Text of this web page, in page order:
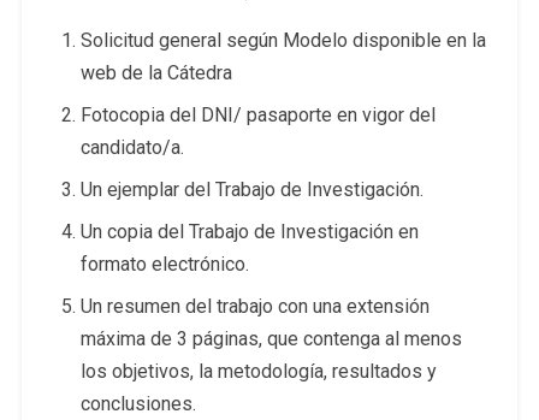
Solicitud general según Modelo disponible en la
web de la Cátedra
Fotocopia del DNI/ pasaporte en vigor del
candidato/a.
Un ejemplar del Trabajo de Investigación.
Un copia del Trabajo de Investigación en
formato electrónico.
Un resumen del trabajo con una extensión
máxima de 3 páginas, que contenga al menos
los objetivos, la metodología, resultados y
conclusiones.